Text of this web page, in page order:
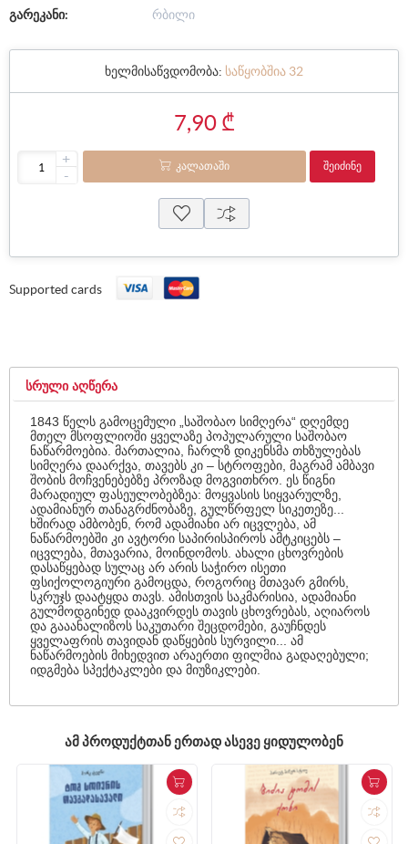
გარეკანი:
რბილი
ხელმისაწვდომობა: საწყობშია 32
7,90 ₾
+
-
ᲙᲐᲚᲐᲗᲐᲨᲘ ᲨᲔᲘᲫᲘᲜᲔ
Supported cards
ᲡᲠᲣᲚᲘ ᲐᲦᲬᲔᲠᲐ
1843 წელს გამოცემული „საშობაო სიმღერა“ დღემდე
მთელ მსოფლიოში ყველაზე პოპულარული საშობაო
ნაწარმოებია. მართალია, ჩარლზ დიკენსმა თხზულებას
სიმღერა დაარქვა, თავებს კი – სტროფები, მაგრამ ამბავი
შობის მოჩვენებებზე პროზად მოგვითხრო. ეს წიგნი
მარადიულ ფასეულობებზეა: მოყვასის სიყვარულზე,
ადამიანურ თანაგრძნობაზე, გულწრფელ სიკეთეზე...
ხშირად ამბობენ, რომ ადამიანი არ იცვლება, ამ
ნაწარმოებში კი ავტორი საპირისპიროს ამტკიცებს –
იცვლება, მთავარია, მოინდომოს. ახალი ცხოვრების
დასაწყებად სულაც არ არის საჭირო ისეთი
ფსიქოლოგიური გამოცდა, როგორიც მთავარ გმირს,
სკრუჯს დაატყდა თავს. ამისთვის საკმარისია, ადამიანი
გულმოდგინედ დააკვირდეს თავის ცხოვრებას, აღიაროს
და გააანალიზოს საკუთარი შეცდომები, გაუჩნდეს
ყველაფრის თავიდან დაწყების სურვილი... ამ
ნაწარმოების მიხედვით არაერთი ფილმია გადაღებული;
იდგმება სპექტაკლები და მიუზიკლები.
ᲐᲛ ᲞᲠᲝᲓᲣᲥᲢᲗᲐᲜ ᲔᲠᲗᲐᲓ ᲐᲡᲔᲕᲔ ᲧᲘᲓᲣᲚᲝᲑᲔᲜ